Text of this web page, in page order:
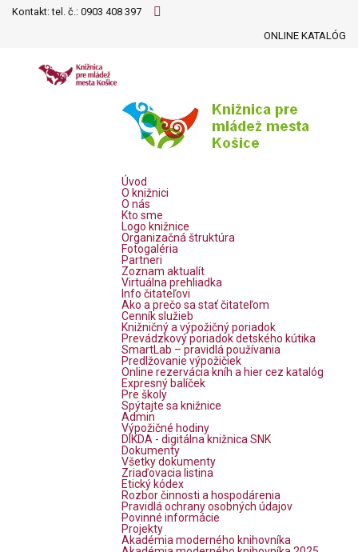
Kontakt: tel. č.: 0903 408 397
ONLINE KATALÓG
Úvod
O knižnici
O nás
Kto sme
Logo knižnice
Organizačná štruktúra
Fotogaléria
Partneri
Zoznam aktualít
Virtuálna prehliadka
Info čitateľovi
Ako a prečo sa stať čitateľom
Cenník služieb
Knižničný a výpožičný poriadok
Prevádzkový poriadok detského kútika
SmartLab – pravidlá používania
Predlžovanie výpožičiek
Online rezervácia kníh a hier cez katalóg
Expresný balíček
Pre školy
Spýtajte sa knižnice
Admin
Výpožičné hodiny
DIKDA - digitálna knižnica SNK
Dokumenty
Všetky dokumenty
Zriaďovacia listina
Etický kódex
Rozbor činnosti a hospodárenia
Pravidlá ochrany osobných údajov
Povinné informácie
Projekty
Akadémia moderného knihovníka